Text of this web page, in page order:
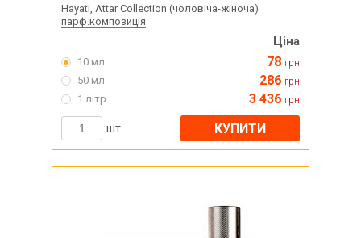
Hayati, Attar Collection (чоловіча-жіноча)
парф.композиція
Ціна
10 мл 78 грн
50 мл 286 грн
1 літр 3 436 грн
шт КУПИТИ